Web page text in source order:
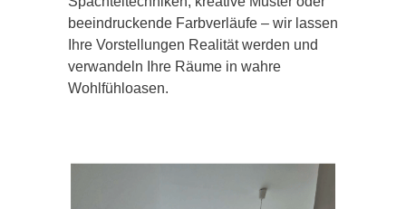
beeindruckende Farbverläufe – wir lassen
Ihre Vorstellungen Realität werden und
verwandeln Ihre Räume in wahre
Wohlfühloasen.